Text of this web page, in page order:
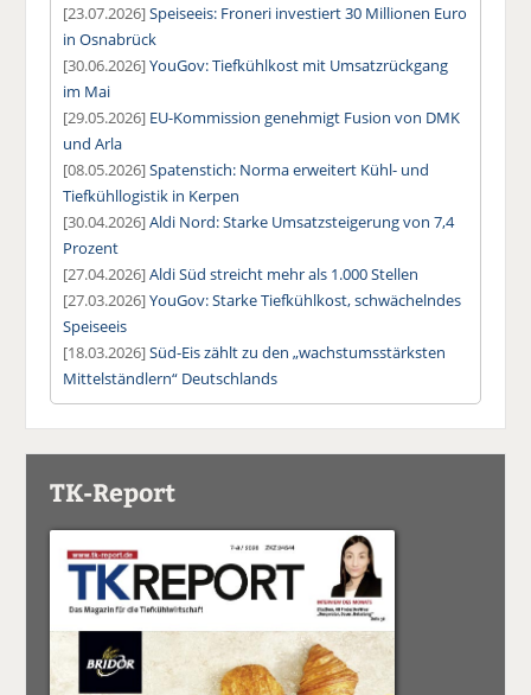
[23.07.2026]Speiseeis: Froneri investiert 30 Millionen Euro
in Osnabrück
[30.06.2026]YouGov: Tiefkühlkost mit Umsatzrückgang
im Mai
[29.05.2026] EU-Kommission genehmigt Fusion von DMK
und Arla
[08.05.2026]Spatenstich: Norma erweitert Kühl- und
Tiefkühllogistik in Kerpen
[30.04.2026]Aldi Nord: Starke Umsatzsteigerung von 7,4
Prozent
[27.04.2026]Aldi Süd streicht mehr als 1.000 Stellen
[27.03.2026]YouGov: Starke Tiefkühlkost, schwächelndes
Speiseeis
[18.03.2026]Süd-Eis zählt zu den „wachstumsstärksten
Mittelständlern“ Deutschlands
TK-Report